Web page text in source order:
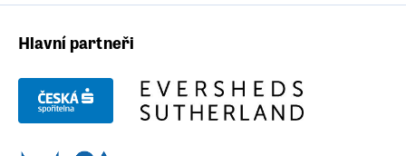
Hlavní partneři